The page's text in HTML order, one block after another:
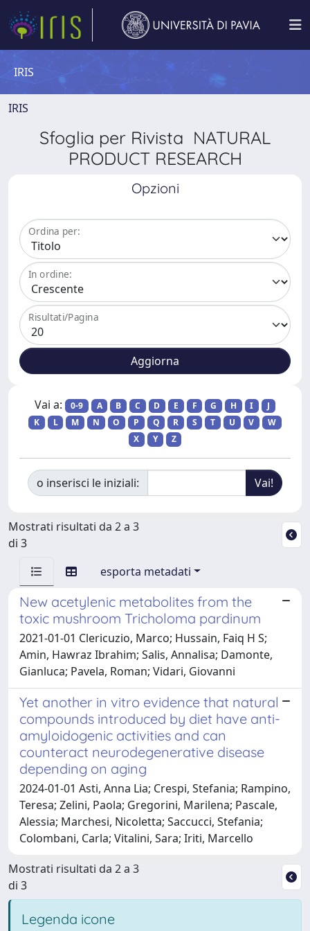
IRIS
IRIS
Sfoglia per Rivista NATURAL
PRODUCT RESEARCH
Opzioni
Ordina per:
In ordine:
Risultati/Pagina
Vai a: 0-9 A B C D E F G H I
J
K
L M N O P Q R S T U V
W
X
Y Z
o inserisci le iniziali:
Mostrati risultati da 2 a 3
di 3
esporta metadati
New acetylenic metabolites from the
toxic mushroom Tricholoma pardinum
2021-01-01 Clericuzio, Marco; Hussain, Faiq H S;
Amin, Hawraz Ibrahim; Salis, Annalisa; Damonte,
Gianluca; Pavela, Roman; Vidari, Giovanni
Yet another in vitro evidence that natural
compounds introduced by diet have anti-
amyloidogenic activities and can
counteract neurodegenerative disease
depending on aging
2024-01-01 Asti, Anna Lia; Crespi, Stefania; Rampino,
Teresa; Zelini, Paola; Gregorini, Marilena; Pascale,
Alessia; Marchesi, Nicoletta; Saccucci, Stefania;
Colombani, Carla; Vitalini, Sara; Iriti, Marcello
Mostrati risultati da 2 a 3
di 3
Legenda icone